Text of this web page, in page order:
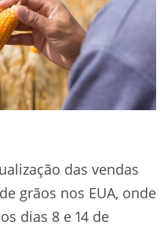
das vendas
grãos nos EUA, onde
dias 8 e 14 de